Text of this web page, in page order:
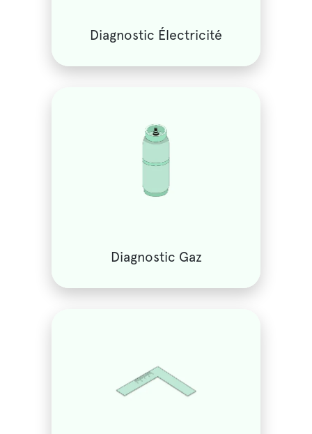
Diagnostic Électricité
Diagnostic Gaz